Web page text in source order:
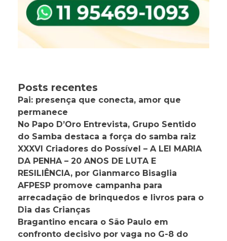
Posts recentes
Pai: presença que conecta, amor que
permanece
No Papo D’Oro Entrevista, Grupo Sentido
do Samba destaca a força do samba raiz
XXXVI Criadores do Possível – A LEI MARIA
DA PENHA – 20 ANOS DE LUTA E
RESILIÊNCIA, por Gianmarco Bisaglia
AFPESP promove campanha para
arrecadação de brinquedos e livros para o
Dia das Crianças
Bragantino encara o São Paulo em
confronto decisivo por vaga no G-8 do